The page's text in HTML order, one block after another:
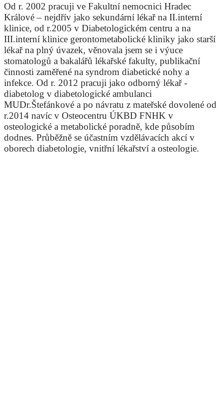
Od r. 2002 pracuji ve Fakultní nemocnici Hradec
Králové – nejdřív jako sekundární lékař na II.interní
klinice, od r.2005 v Diabetologickém centru a na
III.interní klinice gerontometabolické kliniky jako starší
lékař na plný úvazek, věnovala jsem se i výuce
stomatologů a bakalářů lékařské fakulty, publikační
činnosti zaměřené na syndrom diabetické nohy a
infekce. Od r. 2012 pracuji jako odborný lékař -
diabetolog v diabetologické ambulanci
MUDr.Štefánkové a po návratu z mateřské dovolené od
r.2014 navíc v Osteocentru ÚKBD FNHK v
osteologické a metabolické poradně, kde působím
dodnes. Průběžně se účastním vzdělávacích akcí v
oborech diabetologie, vnitřní lékařství a osteologie.